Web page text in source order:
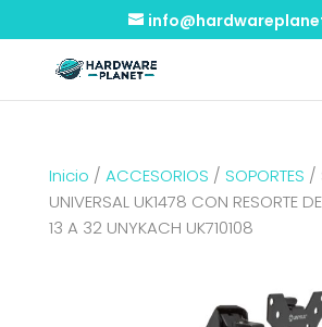
Inicio / ACCESORIOS / SOPORTES /
UNIVERSAL UK1478 CON RESORTE
13 A 32 UNYKACH UK710108